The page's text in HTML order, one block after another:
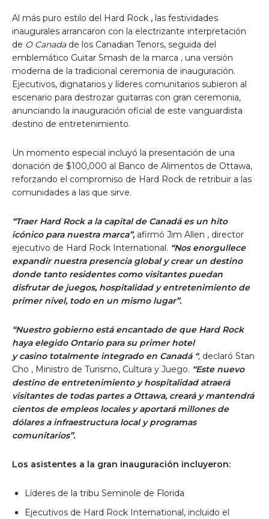
Al más puro estilo del Hard Rock , las festividades
inaugurales arrancaron con la electrizante interpretación
de O Canadade los Canadian Tenors, seguida del
emblemático Guitar Smash de la marca , una versión
moderna de la tradicional ceremonia de inauguración.
Ejecutivos, dignatarios y líderes comunitarios subieron al
escenario para destrozar guitarras con gran ceremonia,
anunciando la inauguración oficial de este vanguardista
destino de entretenimiento.
Un momento especial incluyó la presentación de una
donación de $100,000 al Banco de Alimentos de Ottawa,
reforzando el compromiso de Hard Rock de retribuir a las
comunidades a las que sirve.
“Traer Hard Rock a la capitalde Canadáes un hito
icónico para nuestra marca”,afirmó Jim Allen , director
ejecutivo de Hard Rock International. “Nos enorgullece
expandir nuestra presencia global y crear un destino
donde tanto residentes como visitantes puedan
disfrutar de juegos, hospitalidad y entretenimiento de
primer nivel, todo en un mismo lugar”.
“Nuestro gobierno está encantado de que Hard Rock
haya elegido Ontariopara su primer hotel
y casino totalmente integrado en Canadá“, declaró Stan
Cho , Ministro de Turismo, Cultura y Juego. “Este nuevo
destino de entretenimiento y hospitalidad atraerá
visitantes de todas partes a Ottawa, creará y mantendrá
cientos de empleos locales y aportará millones de
dólares a infraestructura local y programas
comunitarios”.
Los asistentes a la gran inauguración incluyeron:
Líderes de la tribu Seminole de Florida
Ejecutivos de Hard Rock International, incluido el